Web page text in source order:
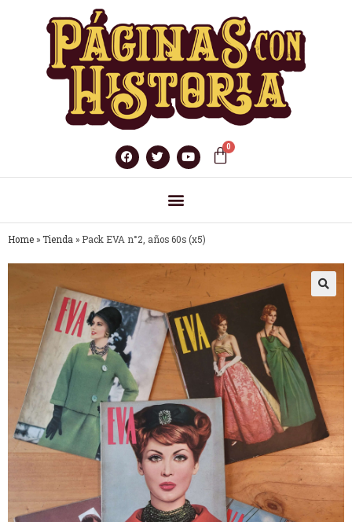
Home » Tienda » Pack EVA n°2, años 60s (x5)